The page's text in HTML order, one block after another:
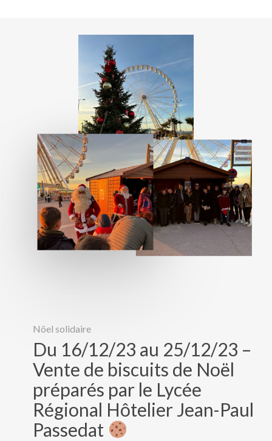
Nöel solidaire
Du 16/12/23 au 25/12/23 –
Vente de biscuits de Noël
préparés par le Lycée
Régional Hôtelier Jean-Paul
Passedat